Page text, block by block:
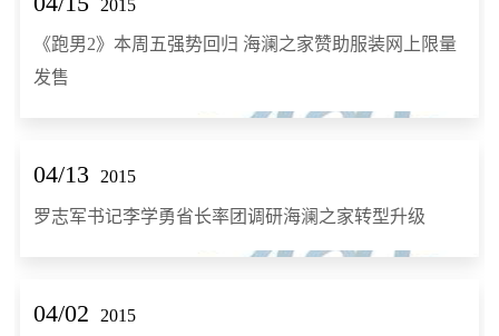
2015
《跑男2》本周五强势回归 海澜之家赞助服装网上限量
发售
04/13 2015
罗志军书记李学勇省长率团调研海澜之家转型升级
04/02 2015